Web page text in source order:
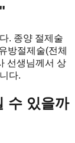
. 종양 절제술
방절제술(전체
선생님께서 상
다.
수 있을까